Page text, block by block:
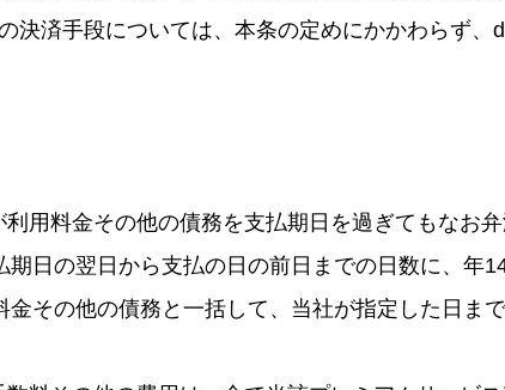
決済手段については、本条の定めにかかわらず、
用料金その他の債務を支払期日を過ぎてもなお
期日の翌日から支払の日の前日までの日数に、年
その他の債務と一括して、当社が指定した日ま